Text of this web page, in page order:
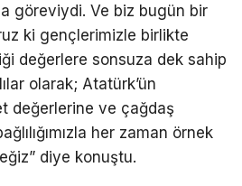
göreviydi. Ve biz bugün bir
ki gençlerimizle birlikte
değerlere sonsuza dek sahip
olarak; Atatürk’ün
değerlerine ve çağdaş
her zaman örnek
diye konuştu.